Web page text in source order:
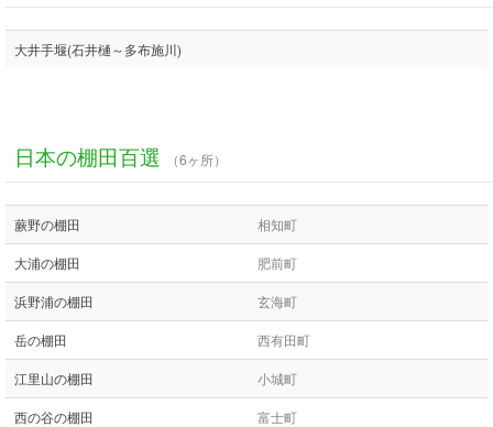
大井手堰(石井樋～多布施川)
日本の棚田百選 （6ヶ所）
蕨野の棚田 相知町
大浦の棚田 肥前町
浜野浦の棚田 玄海町
岳の棚田 西有田町
江里山の棚田 小城町
西の谷の棚田 富士町